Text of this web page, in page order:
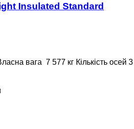
Insulated Standard
вага 7 577 кг Кількість осей 3